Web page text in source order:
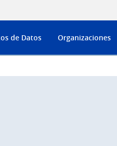
de Datos Organizaciones